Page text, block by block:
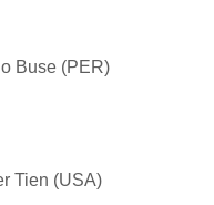
Buse (PER)
Tien (USA)